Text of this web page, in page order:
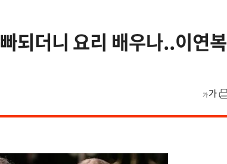
되더니 요리 배우나..이연복